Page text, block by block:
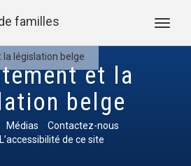
familles
la législation belge
et la
belge
Médias
Contactez-nous
L’accessibilité de ce site